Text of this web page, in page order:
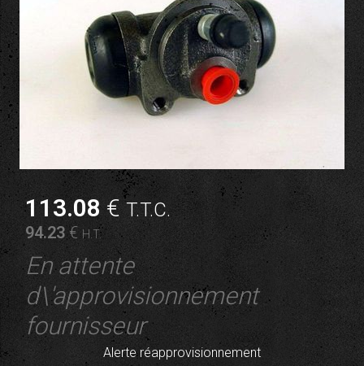
113.08 €T.T.C.
94.23€ H.T.
En attente
d\'approvisionnement
fournisseur
Alerte réapprovisionnement